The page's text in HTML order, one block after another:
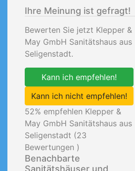
Ihre Meinung ist gefragt!
Bewerten Sie jetzt Klepper &
May GmbH Sanitätshaus aus
Seligenstadt.
Kann ich empfehlen!
Kann ich nicht empfehlen!
52% empfehlen Klepper &
May GmbH Sanitätshaus aus
Seligenstadt (23
Bewertungen )
Benachbarte
Sanitätshäuser und